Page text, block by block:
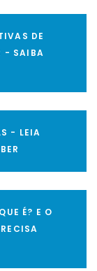
DE
- SAIBA
- LEIA
É? E O